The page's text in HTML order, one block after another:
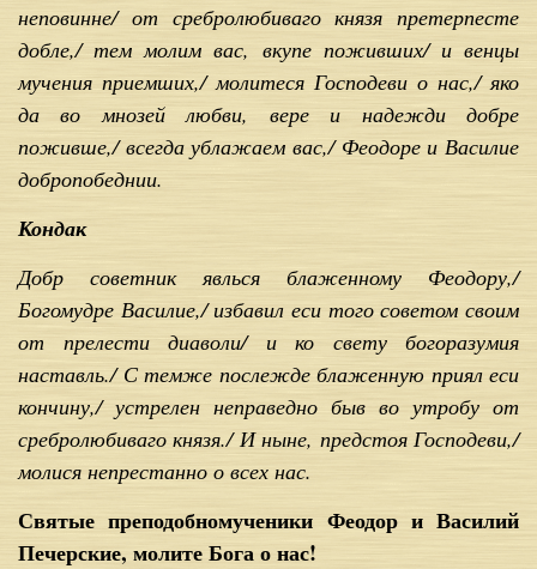
неповинне/ от сребролюбиваго князя претерпесте
добле,/ тем молим вас, вкупе поживших/ и венцы
мучения приемших,/ молитеся Господеви о нас,/ яко
да во мнозей любви, вере и надежди добре
поживше,/ всегда ублажаем вас,/ Феодоре и Василие
добропобеднии.
Кондак
Добр советник явлься блаженному Феодору,/
Богомудре Василие,/ избавил еси того советом своим
от прелести диаволи/ и ко свету богоразумия
наставль./ С темже послежде блаженную приял еси
кончину,/ устрелен неправедно быв во утробу от
сребролюбиваго князя./ И ныне, предстоя Господеви,/
молися непрестанно о всех нас.
Святые преподобномученики Феодор и Василий
Печерские, молите Бога о нас!